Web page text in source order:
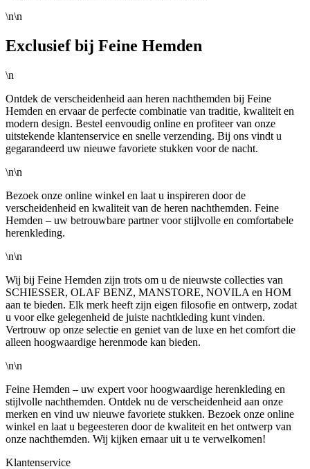
\n\n
Exclusief bij Feine Hemden
\n
Ontdek de verscheidenheid aan heren nachthemden bij Feine
Hemden en ervaar de perfecte combinatie van traditie, kwaliteit en
modern design. Bestel eenvoudig online en profiteer van onze
uitstekende klantenservice en snelle verzending. Bij ons vindt u
gegarandeerd uw nieuwe favoriete stukken voor de nacht.
\n\n
Bezoek onze online winkel en laat u inspireren door de
verscheidenheid en kwaliteit van de heren nachthemden. Feine
Hemden – uw betrouwbare partner voor stijlvolle en comfortabele
herenkleding.
\n\n
Wij bij Feine Hemden zijn trots om u de nieuwste collecties van
SCHIESSER, OLAF BENZ, MANSTORE, NOVILA en HOM
aan te bieden. Elk merk heeft zijn eigen filosofie en ontwerp, zodat
u voor elke gelegenheid de juiste nachtkleding kunt vinden.
Vertrouw op onze selectie en geniet van de luxe en het comfort die
alleen hoogwaardige herenmode kan bieden.
\n\n
Feine Hemden – uw expert voor hoogwaardige herenkleding en
stijlvolle nachthemden. Ontdek nu de verscheidenheid aan onze
merken en vind uw nieuwe favoriete stukken. Bezoek onze online
winkel en laat u begeesteren door de kwaliteit en het ontwerp van
onze nachthemden. Wij kijken ernaar uit u te verwelkomen!
Klantenservice